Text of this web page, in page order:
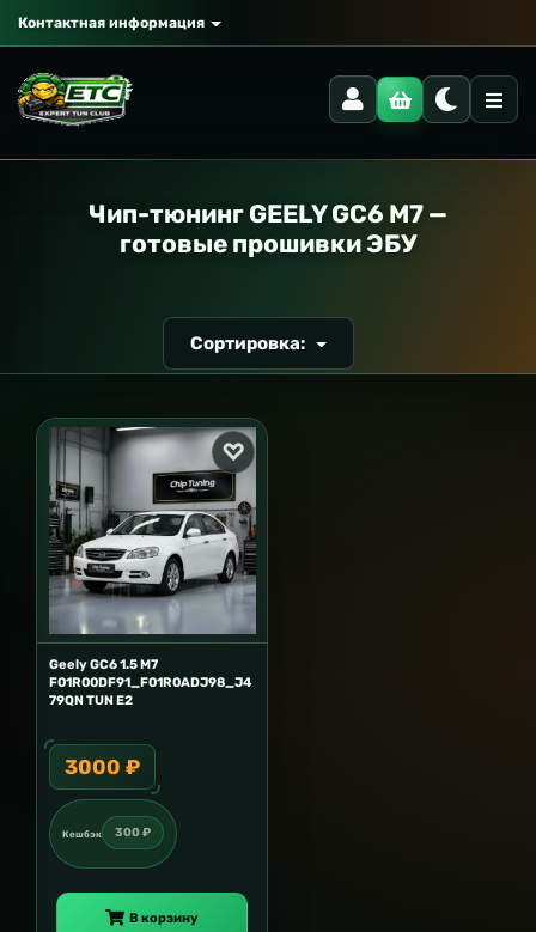
Контактная информация
Чип-тюнинг GEELY GC6 M7 —
готовые прошивки ЭБУ
Сортировка:
Geely GC6 1.5 M7
F01R00DF91_F01R0ADJ98_J4
79QN TUN E2
3000 ₽
Кешбэк 300 ₽
В корзину